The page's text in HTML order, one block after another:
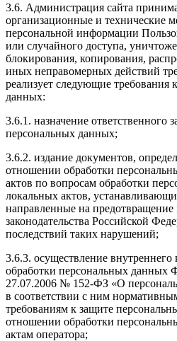
3.6. Администрация сайта
организационные и технические
персональной информации
или случайного доступа,
блокирования, копирования,
иных неправомерных действий
реализует следующие требования
данных:
3.6.1. назначение ответственного
персональных данных;
3.6.2. издание документов,
отношении обработки
актов по вопросам обработки
локальных актов,
направленные на
законодательства Российской
последствий таких нарушений;
3.6.3. осуществление внутреннего
обработки персональных данных
27.07.2006 № 152-ФЗ «О
в соответствии с ним
требованиям к защите
отношении обработки
актам оператора;